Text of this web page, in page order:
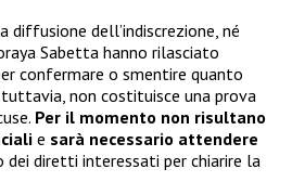
diffusione dell’indiscrezione, né
Sabetta hanno rilasciato
confermare o smentire quanto
non costituisce una prova
Per il momento non risultano
e sarà necessario attendere
diretti interessati per chiarire la